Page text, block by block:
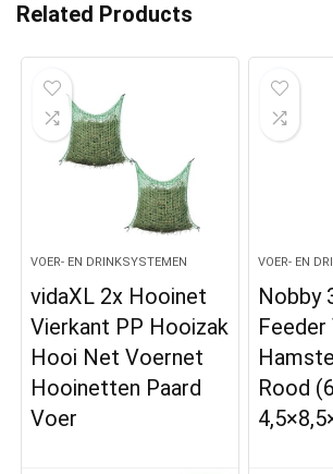
Related Products
VOER- EN DRINKSYSTEMEN
vidaXL 2x Hooinet
Vierkant PP Hooizak
Hooi Net Voernet
Hooinetten Paard
Voer
VOER- EN
Nobby
Rood